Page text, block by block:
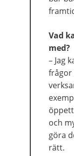
Vad
med?
– Jag
frågor
och
göra
rätt.